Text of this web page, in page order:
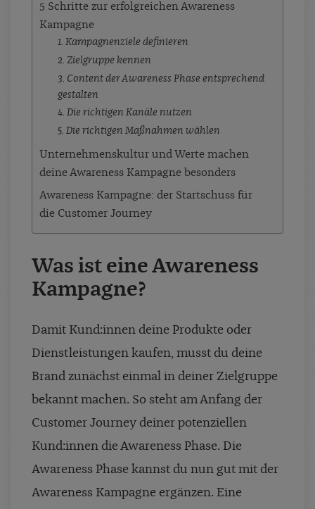
5 Schritte zur erfolgreichen Awareness
Kampagne
1. Kampagnenziele definieren
2. Zielgruppe kennen
3. Content der Awareness Phase entsprechend
gestalten
4. Die richtigen Kanäle nutzen
5. Die richtigen Maßnahmen wählen
Unternehmenskultur und Werte machen
deine Awareness Kampagne besonders
Awareness Kampagne: der Startschuss für
die Customer Journey
Was ist eine Awareness
Kampagne?
Damit Kund:innen deine Produkte oder
Dienstleistungen kaufen, musst du deine
Brand zunächst einmal in deiner Zielgruppe
bekannt machen. So steht am Anfang der
Customer Journey deiner potenziellen
Kund:innen die Awareness Phase. Die
Awareness Phase kannst du nun gut mit der
Awareness Kampagne ergänzen. Eine